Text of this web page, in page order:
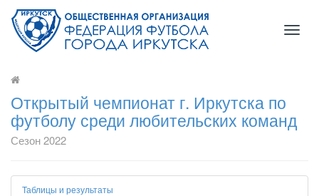
Открытый чемпионат г. Иркутска по
футболу среди любительских команд
Сезон 2022
Таблицы и результаты